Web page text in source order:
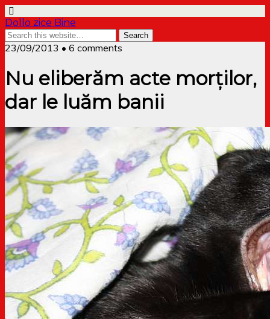
Dollo zice Bine
23/09/2013 • 6 comments
Nu eliberăm acte morților,
dar le luăm banii